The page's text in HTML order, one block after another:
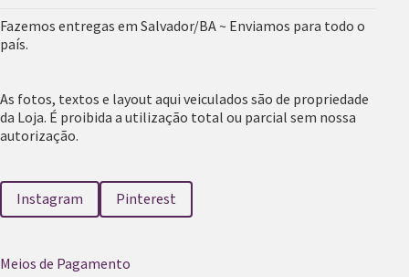
Fazemos entregas em Salvador/BA ~ Enviamos para todo o
país.
As fotos, textos e layout aqui veiculados são de propriedade
da Loja. É proibida a utilização total ou parcial sem nossa
autorização.
Instagram Pinterest
Meios de Pagamento